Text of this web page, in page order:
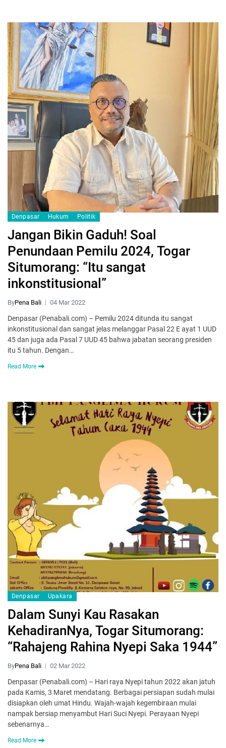
Denpasar Hukum Politik
Jangan Bikin Gaduh! Soal
Penundaan Pemilu 2024, Togar
Situmorang: “Itu sangat
inkonstitusional”
ByPena Bali 04 Mar 2022
Denpasar (Penabali.com) – Pemilu 2024 ditunda itu sangat
inkonstitusional dan sangat jelas melanggar Pasal 22 E ayat 1 UUD
45 dan juga ada Pasal 7 UUD 45 bahwa jabatan seorang presiden
itu 5 tahun. Dengan…
Read More
Denpasar Upakara
Dalam Sunyi Kau Rasakan
KehadiranNya, Togar Situmorang:
“Rahajeng Rahina Nyepi Saka 1944”
ByPena Bali 02 Mar 2022
Denpasar (Penabali.com) – Hari raya Nyepi tahun 2022 akan jatuh
pada Kamis, 3 Maret mendatang. Berbagai persiapan sudah mulai
disiapkan oleh umat Hindu. Wajah-wajah kegembiraan mulai
nampak bersiap menyambut Hari Suci Nyepi. Perayaan Nyepi
sebenarnya…
Read More